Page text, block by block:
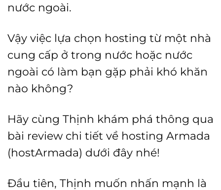
nước ngoài.
Vậy việc lựa chọn hosting từ một nhà
cung cấp ở trong nước hoặc nước
ngoài có làm bạn gặp phải khó khăn
nào không?
Hãy cùng Thịnh khám phá thông qua
bài review chi tiết về hosting Armada
(hostArmada) dưới đây nhé!
Đầu tiên, Thịnh muốn nhấn mạnh là